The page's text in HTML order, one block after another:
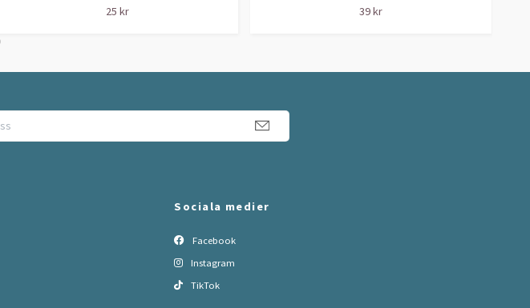
25 kr
39 kr
Sociala medier
Facebook
Instagram
TikTok